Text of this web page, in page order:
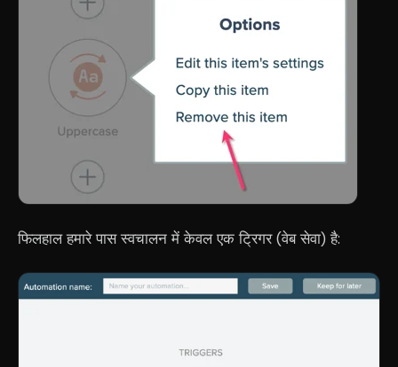
फिलहाल हमारे पास स्वचालन में केवल एक ट्रिगर (वेब सेवा) है: